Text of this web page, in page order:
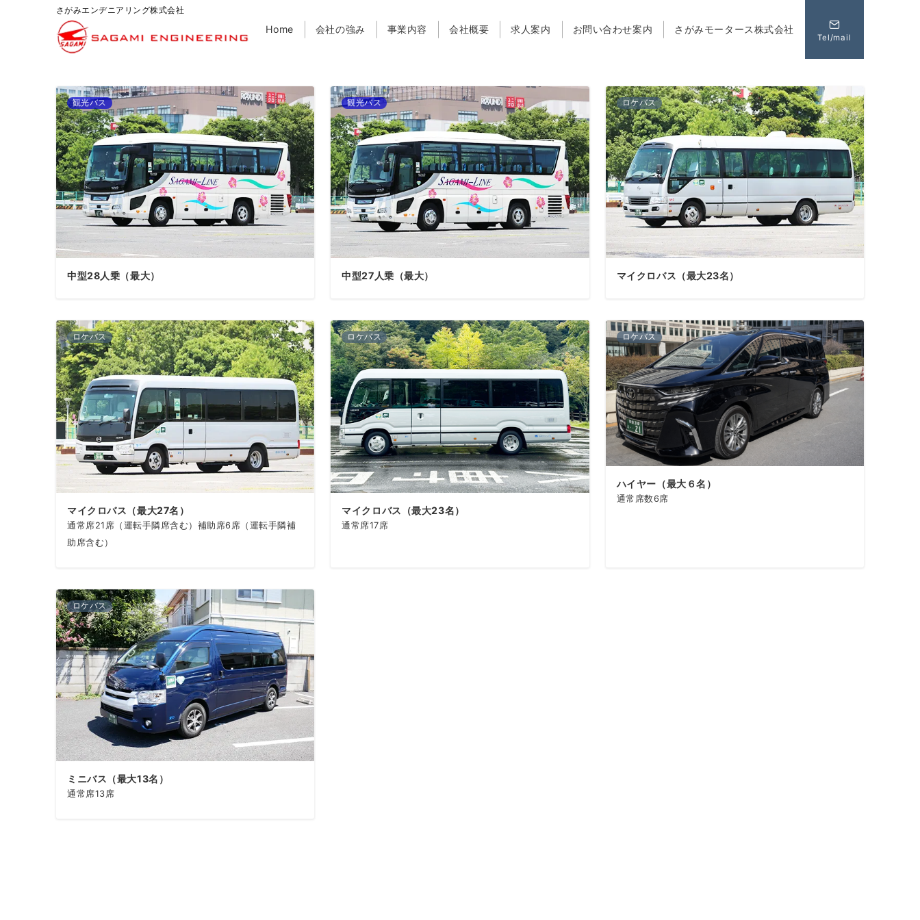
さがみエンヂニアリング株式会社
Home 会社の強み 事業内容 会社概要 求人案内 お問い合わせ案内 さがみモータース株式会社
Tel/mail
観光バス
中型28人乗（最大）
観光バス
中型27人乗（最大）
ロケバス
マイクロバス（最大23名）
ロケバス
マイクロバス（最大27名）
通常席21席（運転手隣席含む）補助席6席（運転手隣補
助席含む）
ロケバス
マイクロバス（最大23名）
通常席17席
ロケバス
ハイヤー（最大６名）
通常席数6席
ロケバス
ミニバス（最大13名）
通常席13席